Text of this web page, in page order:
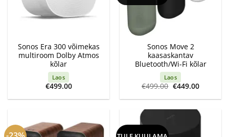
Sonos Era 300 võimekas
multiroom Dolby Atmos
kõlar
Laos
€499.00
Sonos Move 2
kaasaskantav
Bluetooth/Wi-Fi kõlar
Laos
€499.00 Algne
oli:
€449.00Current
is: